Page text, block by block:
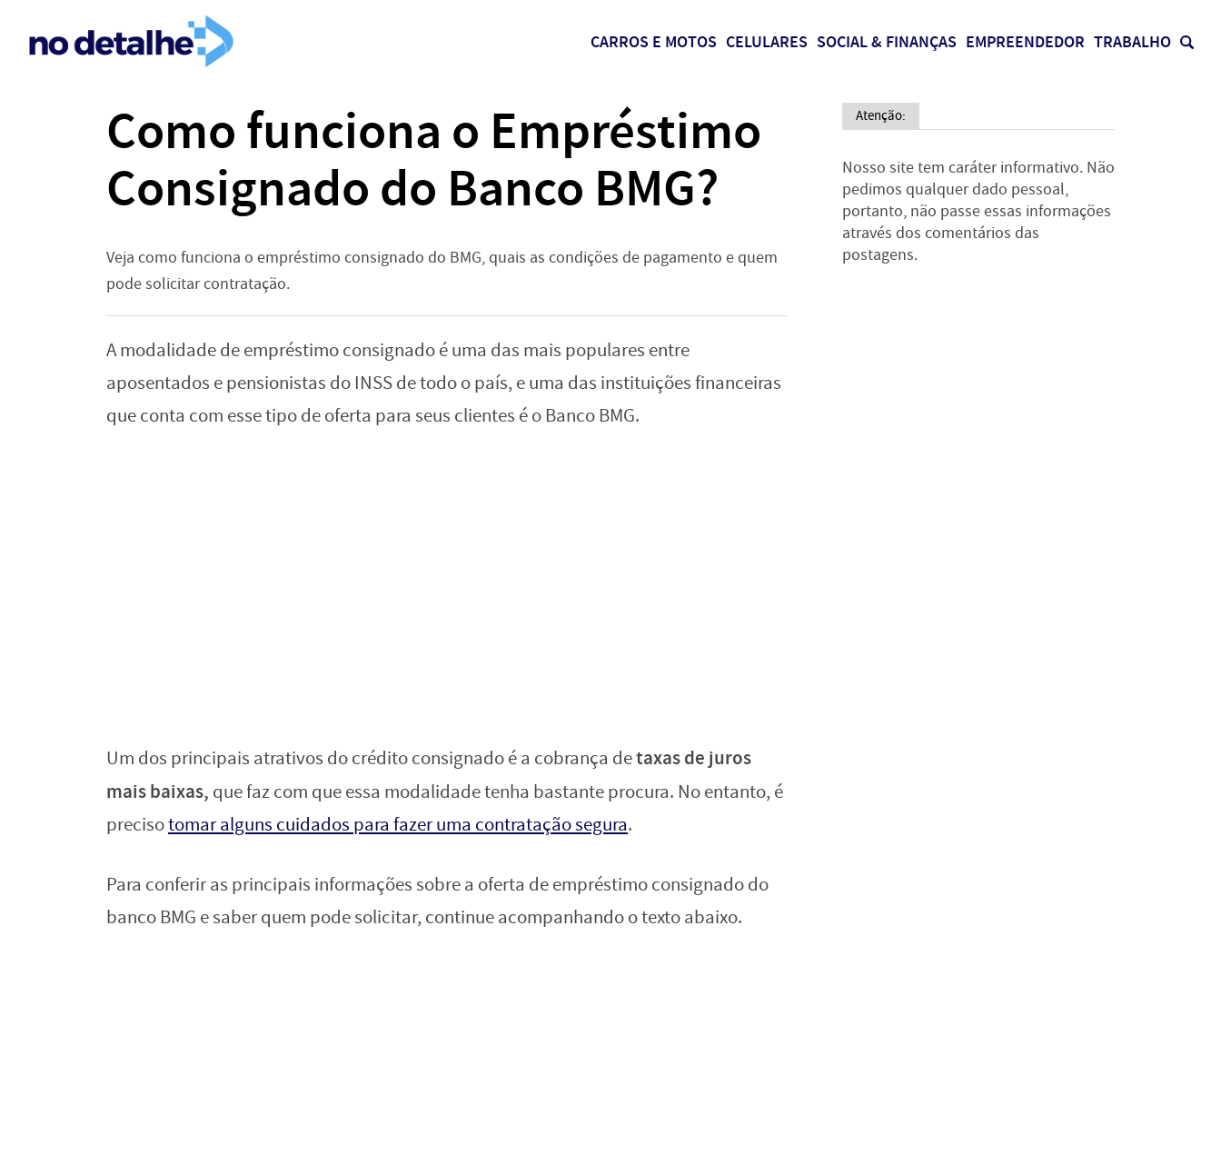
CARROS E MOTOS CELULARES SOCIAL & FINANÇAS EMPREENDEDOR TRABALHO
Como funciona o Empréstimo
Consignado do Banco BMG?
Veja como funciona o empréstimo consignado do BMG, quais as condições de pagamento e quem
pode solicitar contratação.
A modalidade de empréstimo consignado é uma das mais populares entre
aposentados e pensionistas do INSS de todo o país, e uma das instituições financeiras
que conta com esse tipo de oferta para seus clientes é o Banco BMG.
Um dos principais atrativos do crédito consignado é a cobrança detaxas de juros
mais baixas, que faz com que essa modalidade tenha bastante procura. No entanto, é
precisotomar alguns cuidados para fazer uma contratação segura.
Para conferir as principais informações sobre a oferta de empréstimo consignado do
banco BMG e saber quem pode solicitar, continue acompanhando o texto abaixo.
Atenção:
Nosso site tem caráter informativo. Não
pedimos qualquer dado pessoal,
portanto, não passe essas informações
através dos comentários das
postagens.